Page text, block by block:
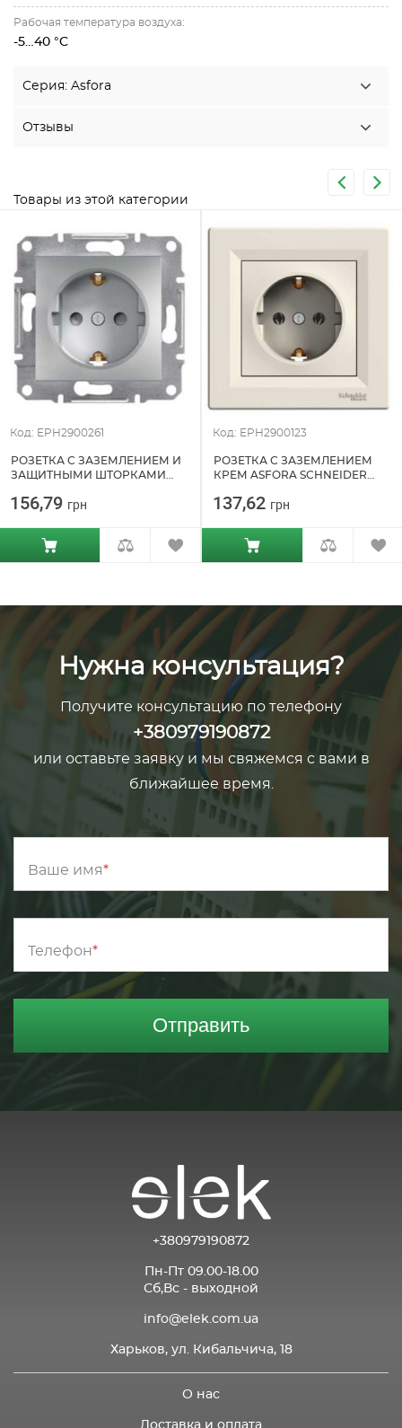
Рабочая температура воздуха:
-5…40 °C
Серия: Asfora
Отзывы
Товары из этой категории
Код: EPH2900261
РОЗЕТКА С ЗАЗЕМЛЕНИЕМ И
ЗАЩИТНЫМИ ШТОРКАМИ
SCHNEIDER ELECTRIC
156,79 грн
Код: EPH2900123
РОЗЕТКА С ЗАЗЕМЛЕНИЕМ
КРЕМ ASFORA SCHNEIDER
137,62 грн
Нужна консультация?
Получите консультацию по телефону
+380979190872
или оставьте заявку и мы свяжемся с вами в
ближайшее время.
Ваше имя
Телефон
Отправить
+380979190872
Пн-Пт 09.00-18.00
Сб,Вс - выходной
info@elek.com.ua
Харьков, ул. Кибальчича, 18
О нас
Доставка и оплата